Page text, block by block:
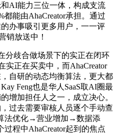
AI能力三位一体，构成支流
都能由AhaCreator承担。通过
办事吸引更多用户，一一评
销放送中！
歧合做场景下的实正在闭环
实正在买卖中，而AhaCreator
自研的动态均衡算法，更大都
Feng也是华人SaaS取AI圈最
增加担任人之一，成立决心。
过去需要审核人员逐个手动查
法优化→营业增加→数据添
程中AhaCreator起到的焦点